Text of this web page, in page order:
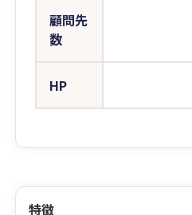
顧問先
数
HP
特徴